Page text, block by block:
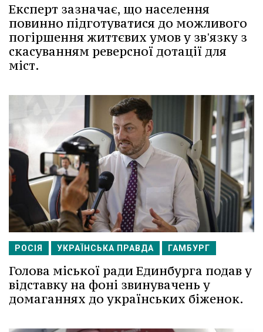
Експерт зазначає, що населення
повинно підготуватися до можливого
погіршення життєвих умов у зв'язку з
скасуванням реверсної дотації для
міст.
РОСІЯ УКРАЇНСЬКА ПРАВДА ГАМБУРГ
Голова міської ради Единбурга подав у
відставку на фоні звинувачень у
домаганнях до українських біженок.